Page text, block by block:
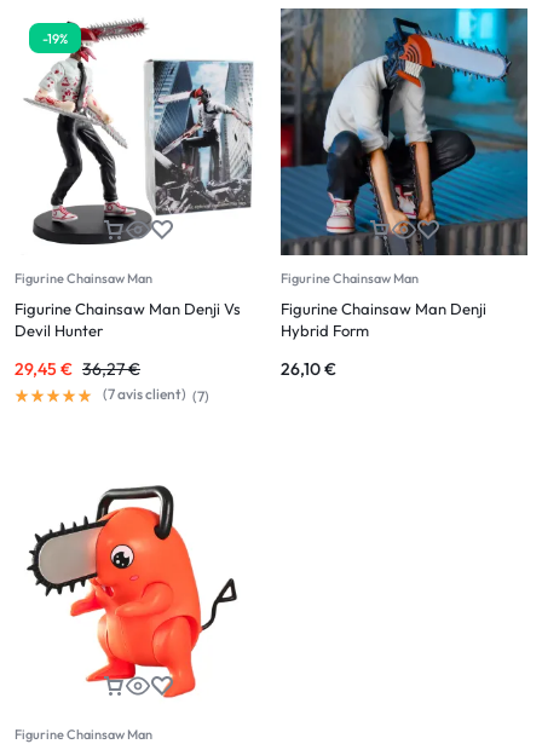
-19%
Figurine Chainsaw Man
Figurine Chainsaw Man Denji Vs
Devil Hunter
36,27€
29,45 €
(7avis client) (7)
Figurine Chainsaw Man
Figurine Chainsaw Man Denji
Hybrid Form
26,10€
Figurine Chainsaw Man